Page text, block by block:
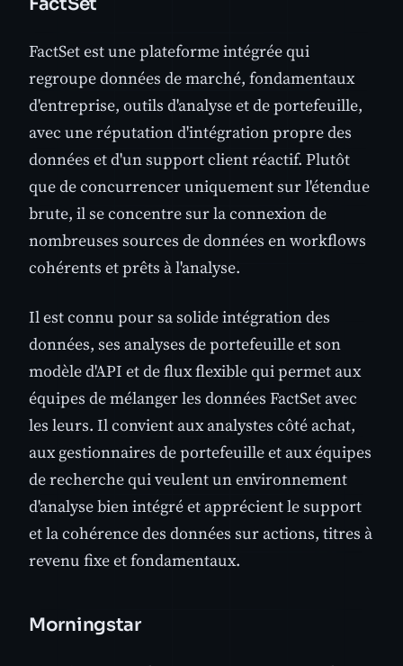
FactSet est une plateforme intégrée qui
regroupe données de marché, fondamentaux
d'entreprise, outils d'analyse et de portefeuille,
avec une réputation d'intégration propre des
données et d'un support client réactif. Plutôt
que de concurrencer uniquement sur l'étendue
brute, il se concentre sur la connexion de
nombreuses sources de données en workflows
cohérents et prêts à l'analyse.
Il est connu pour sa solide intégration des
données, ses analyses de portefeuille et son
modèle d'API et de flux flexible qui permet aux
équipes de mélanger les données FactSet avec
les leurs. Il convient aux analystes côté achat,
aux gestionnaires de portefeuille et aux équipes
de recherche qui veulent un environnement
d'analyse bien intégré et apprécient le support
et la cohérence des données sur actions, titres à
revenu fixe et fondamentaux.
Morningstar